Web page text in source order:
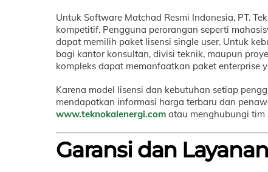
Untuk Software Matchad Resmi Indonesia, PT.
kompetitif. Pengguna perorangan seperti
dapat memilih paket lisensi single user. Untuk
bagi kantor konsultan, divisi teknik, maupun
kompleks dapat memanfaatkan paket
Karena model lisensi dan kebutuhan setiap
mendapatkan informasi harga terbaru dan
www.teknokalenergi.com atau menghubungi tim
Garansi dan